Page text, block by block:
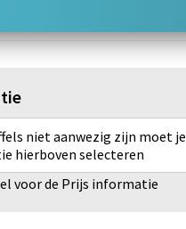
niet aanwezig zijn moet je
hierboven selecteren
voor de Prijs informatie